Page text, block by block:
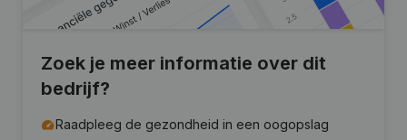
Zoek je meer informatie over dit
bedrijf?
Raadpleeg de gezondheid in een oogopslag